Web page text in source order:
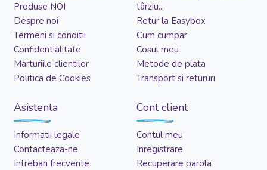
Produse NOI
Despre noi
Termeni si conditii
Confidentialitate
Marturiile clientilor
Politica de Cookies
târziu...
Retur la Easybox
Cum cumpar
Cosul meu
Metode de plata
Transport si retururi
Asistenta
Informatii legale
Contacteaza-ne
Intrebari frecvente
Cont client
Contul meu
Inregistrare
Recuperare parola